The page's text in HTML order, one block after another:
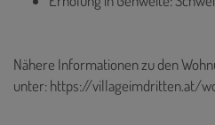
Nähere Informationen zu den
unter:https://villageimdritten.at/